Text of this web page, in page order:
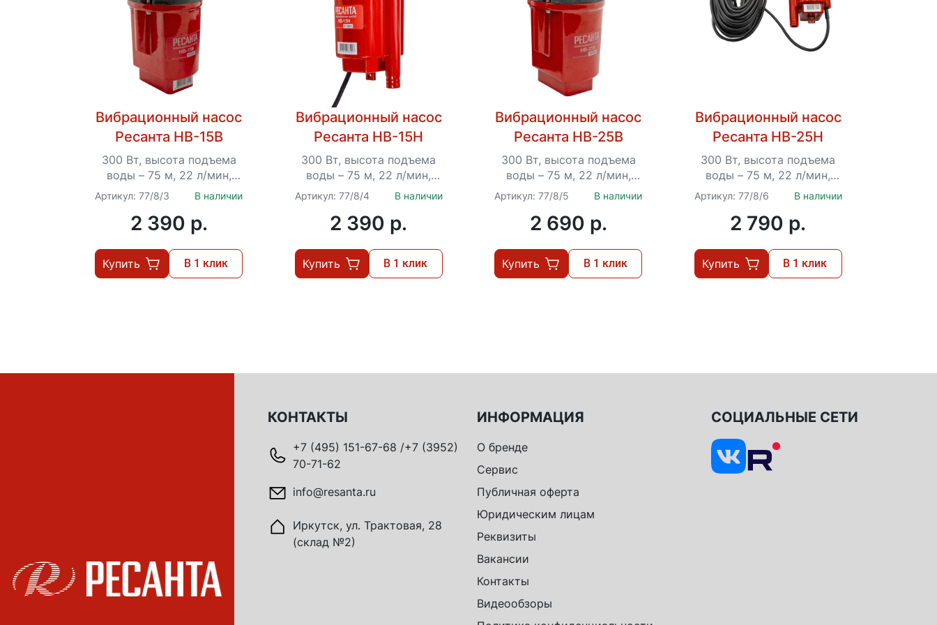
Вибрационный насос
Ресанта НВ-15В
300 Вт, высота подъема
воды – 75 м, 22 л/мин,
погружение до 3 м, 3/4",
кабель – 15 м, верхний...
Артикул: 77/8/3 В наличии
2 390 p.
Купить В 1 клик
Вибрационный насос
Ресанта НВ-15Н
300 Вт, высота подъема
воды – 75 м, 22 л/мин,
погружение до 3 м, 3/4",
термозащита, кабель –
15...
Артикул: 77/8/4 В наличии
2 390 p.
Купить В 1 клик
Вибрационный насос
Ресанта НВ-25В
300 Вт, высота подъема
воды – 75 м, 22 л/мин,
погружение до 3 м, 3/4",
кабель – 25 м, верхний...
Артикул: 77/8/5 В наличии
2 690 p.
Купить В 1 клик
Вибрационный насос
Ресанта НВ-25Н
300 Вт, высота подъема
воды – 75 м, 22 л/мин,
погружение до 3 м, 3/4",
термозащита, кабель –
25...
Артикул: 77/8/6 В наличии
2 790 p.
Купить В 1 клик
КОНТАКТЫ
+7 (495) 151-67-68 /+7 (3952)
70-71-62
info@resanta.ru
Иркутск, ул. Трактовая, 28
(склад №2)
ИНФОРМАЦИЯ
О бренде
Сервис
Публичная оферта
Юридическим лицам
Реквизиты
Вакансии
Контакты
Видеообзоры
СОЦИАЛЬНЫЕ СЕТИ